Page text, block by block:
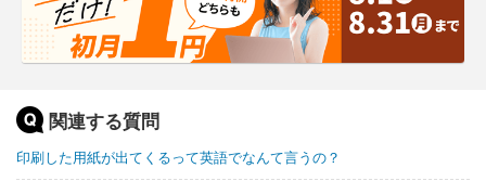
関連する質問
印刷した用紙が出てくるって英語でなんて言うの？